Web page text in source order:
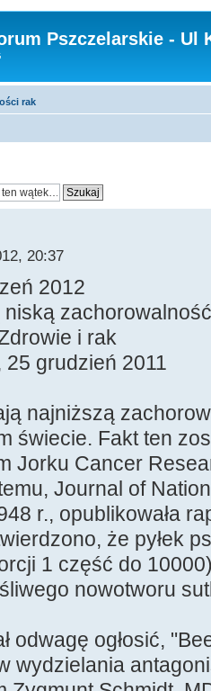
Pszczelarskie - Ul
rak
20:37
2012
i rak
25 grudzień 2011
najniższą
świecie. Fakt ten
Jorku Cancer
Journal of
r., opublikowała
że pyłek
1 część do
nowotworu
odwagę ogłosić,
wydzielania